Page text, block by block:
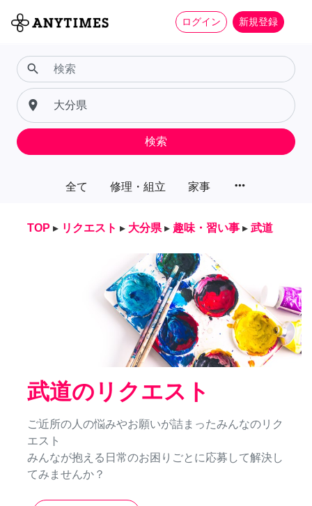
ログイン 新規登録
全て 修理・組立 家事 more_horiz
search
place
検索
TOP ▸ リクエスト ▸ 大分県 ▸ 趣味・習い事 ▸ 武道
武道のリクエスト
ご近所の人の悩みやお願いが詰まったみんなのリク
エスト
みんなが抱える日常のお困りごとに応募して解決し
てみませんか？